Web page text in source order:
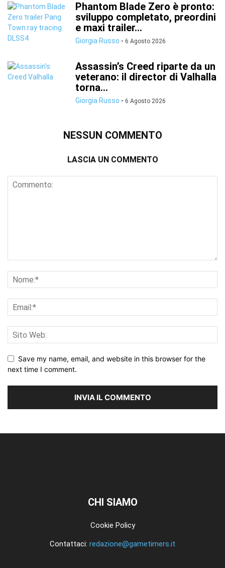
Phantom Blade Zero è pronto:
sviluppo completato, preordini
e maxi trailer...
Giorgia Russo - 6 Agosto 2026
Assassin’s Creed riparte da un
veterano: il director di Valhalla
torna...
Giorgia Russo - 6 Agosto 2026
NESSUN COMMENTO
LASCIA UN COMMENTO
Save my name, email, and website in this browser for the
next time I comment.
CHI SIAMO
Cookie Policy
Contattaci: redazione@gametimers.it